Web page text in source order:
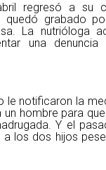
regresó a su
quedó grabado
La nutrióloga
una
le notificaron la
un hombre para
Y el
a los dos hijos